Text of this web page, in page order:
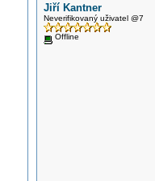
Jiří Kantner
Neverifikovaný uživatel @7
Offline